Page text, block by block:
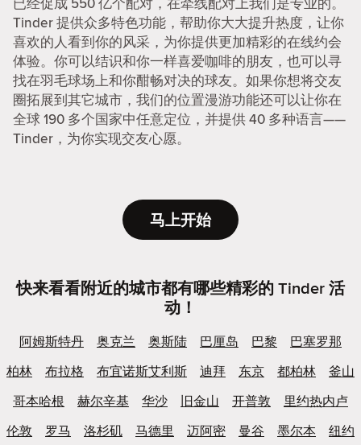
Tinder 提供众多特色功能，帮助你大大提升热度，让你
喜欢的人看到你的风采，为你提供更加精彩的在线约会
体验。你可以结识和你一样喜爱咖啡的朋友，也可以寻
找在羽毛球场上和你酣畅对决的球友。如果你想将交友
圈拓展到其它城市，我们的位置漫游功能还可以让你在
全球 190 多个国家中任意定位，并提供 40 多种语言——
Tinder，为你实现交友心愿。
马上开始
快来看看附近的城市都有哪些精彩的 Tinder 活
动！
阿姆斯特丹 奥克兰 奥斯陆 巴厘岛 巴黎
巴塞罗那
柏林
布拉格 布宜诺斯艾利斯 迪拜 东京 都柏林
釜山
哥本哈根
赫尔辛基 华沙 旧金山 开普敦
里约热内卢
伦敦
罗马 洛杉矶 马德里 迈阿密 曼谷 墨尔本
纽约